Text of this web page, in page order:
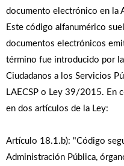
documento electrónico en la
Este código alfanumérico
documentos electrónicos
término fue introducido por
Ciudadanos a los Servicios
LAECSP o Ley 39/2015. En
en dos artí­culos de la Ley:
Artículo 18.1.b): "Código
Administración Pública,